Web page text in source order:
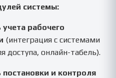
системы:
рабочего
(интеграция с системами
доступа, онлайн-табель).
и контроля